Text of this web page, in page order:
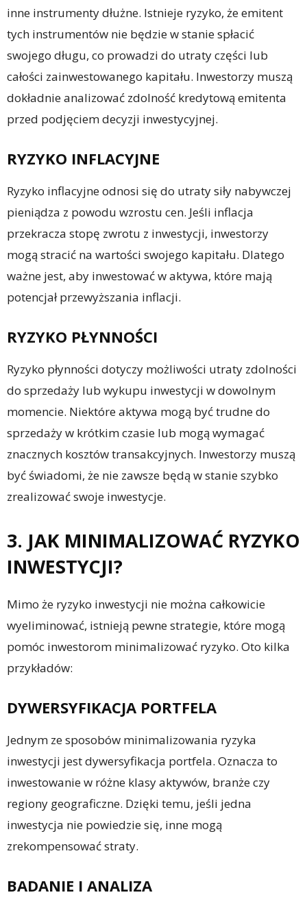
inne instrumenty dłużne. Istnieje ryzyko, że emitent
tych instrumentów nie będzie w stanie spłacić
swojego długu, co prowadzi do utraty części lub
całości zainwestowanego kapitału. Inwestorzy muszą
dokładnie analizować zdolność kredytową emitenta
przed podjęciem decyzji inwestycyjnej.
RYZYKO INFLACYJNE
Ryzyko inflacyjne odnosi się do utraty siły nabywczej
pieniądza z powodu wzrostu cen. Jeśli inflacja
przekracza stopę zwrotu z inwestycji, inwestorzy
mogą stracić na wartości swojego kapitału. Dlatego
ważne jest, aby inwestować w aktywa, które mają
potencjał przewyższania inflacji.
RYZYKO PŁYNNOŚCI
Ryzyko płynności dotyczy możliwości utraty zdolności
do sprzedaży lub wykupu inwestycji w dowolnym
momencie. Niektóre aktywa mogą być trudne do
sprzedaży w krótkim czasie lub mogą wymagać
znacznych kosztów transakcyjnych. Inwestorzy muszą
być świadomi, że nie zawsze będą w stanie szybko
zrealizować swoje inwestycje.
3. JAK MINIMALIZOWAĆ RYZYKO
INWESTYCJI?
Mimo że ryzyko inwestycji nie można całkowicie
wyeliminować, istnieją pewne strategie, które mogą
pomóc inwestorom minimalizować ryzyko. Oto kilka
przykładów:
DYWERSYFIKACJA PORTFELA
Jednym ze sposobów minimalizowania ryzyka
inwestycji jest dywersyfikacja portfela. Oznacza to
inwestowanie w różne klasy aktywów, branże czy
regiony geograficzne. Dzięki temu, jeśli jedna
inwestycja nie powiedzie się, inne mogą
zrekompensować straty.
BADANIE I ANALIZA